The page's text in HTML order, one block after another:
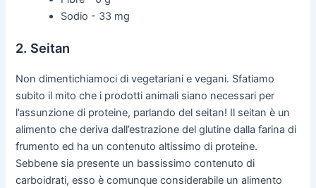
Sodio - 33 mg
2. Seitan
Non dimentichiamoci di vegetariani e vegani. Sfatiamo
subito il mito che i prodotti animali siano necessari per
l’assunzione di proteine, parlando del seitan! Il seitan è un
alimento che deriva dall’estrazione del glutine dalla farina di
frumento ed ha un contenuto altissimo di proteine.
Sebbene sia presente un bassissimo contenuto di
carboidrati, esso è comunque considerabile un alimento